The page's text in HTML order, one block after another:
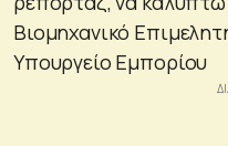
Βιομηχανικό
Υπουργείο Εμπορίου